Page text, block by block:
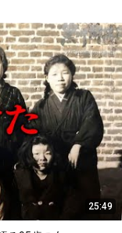
25:49